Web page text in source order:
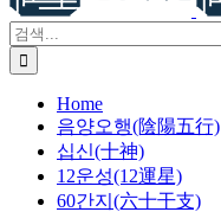
뛰
기
검
색:
Home
음양오행(陰陽五行)
십신(十神)
12운성(12運星)
60간지(六十干支)